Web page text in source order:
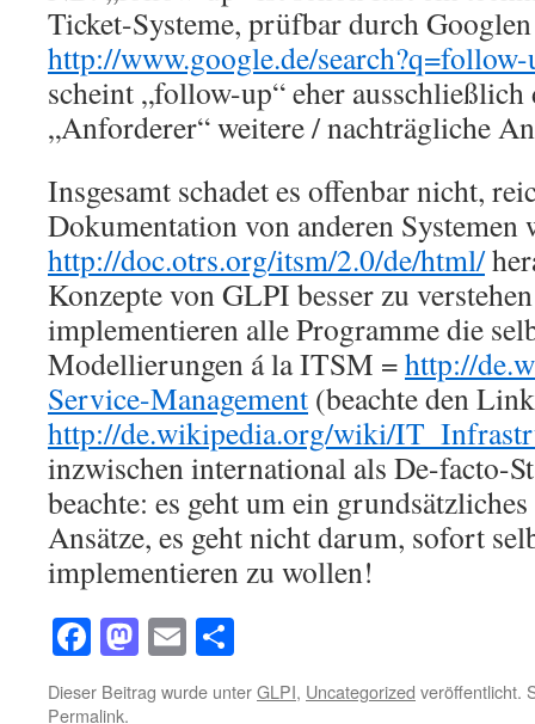
Ticket-Systeme, prüfbar durch
http://www.google.de/
scheint „follow-up“ eher ausschließlich
„Anforderer“ weitere / nachträgliche
Insgesamt schadet es offenbar nicht,
Dokumentation von anderen
http://doc.otrs.org/itsm/2.0/de/html/
Konzepte von GLPI besser zu
implementieren alle Programme die
Modellierungen á la ITSM =http://
Service-Management (beachte den
http://de.wikipedia.org/wiki/
inzwischen international als De-facto-
beachte: es geht um ein
Ansätze, es geht nicht darum, sofort
implementieren zu wollen!
Facebook
Mastodon
Email
Dieser Beitrag wurde unterGLPI, Uncategorized veröffentlicht.
Permalink.